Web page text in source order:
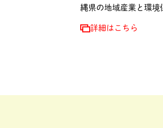
縄県の地域産業と環境
詳細はこちら